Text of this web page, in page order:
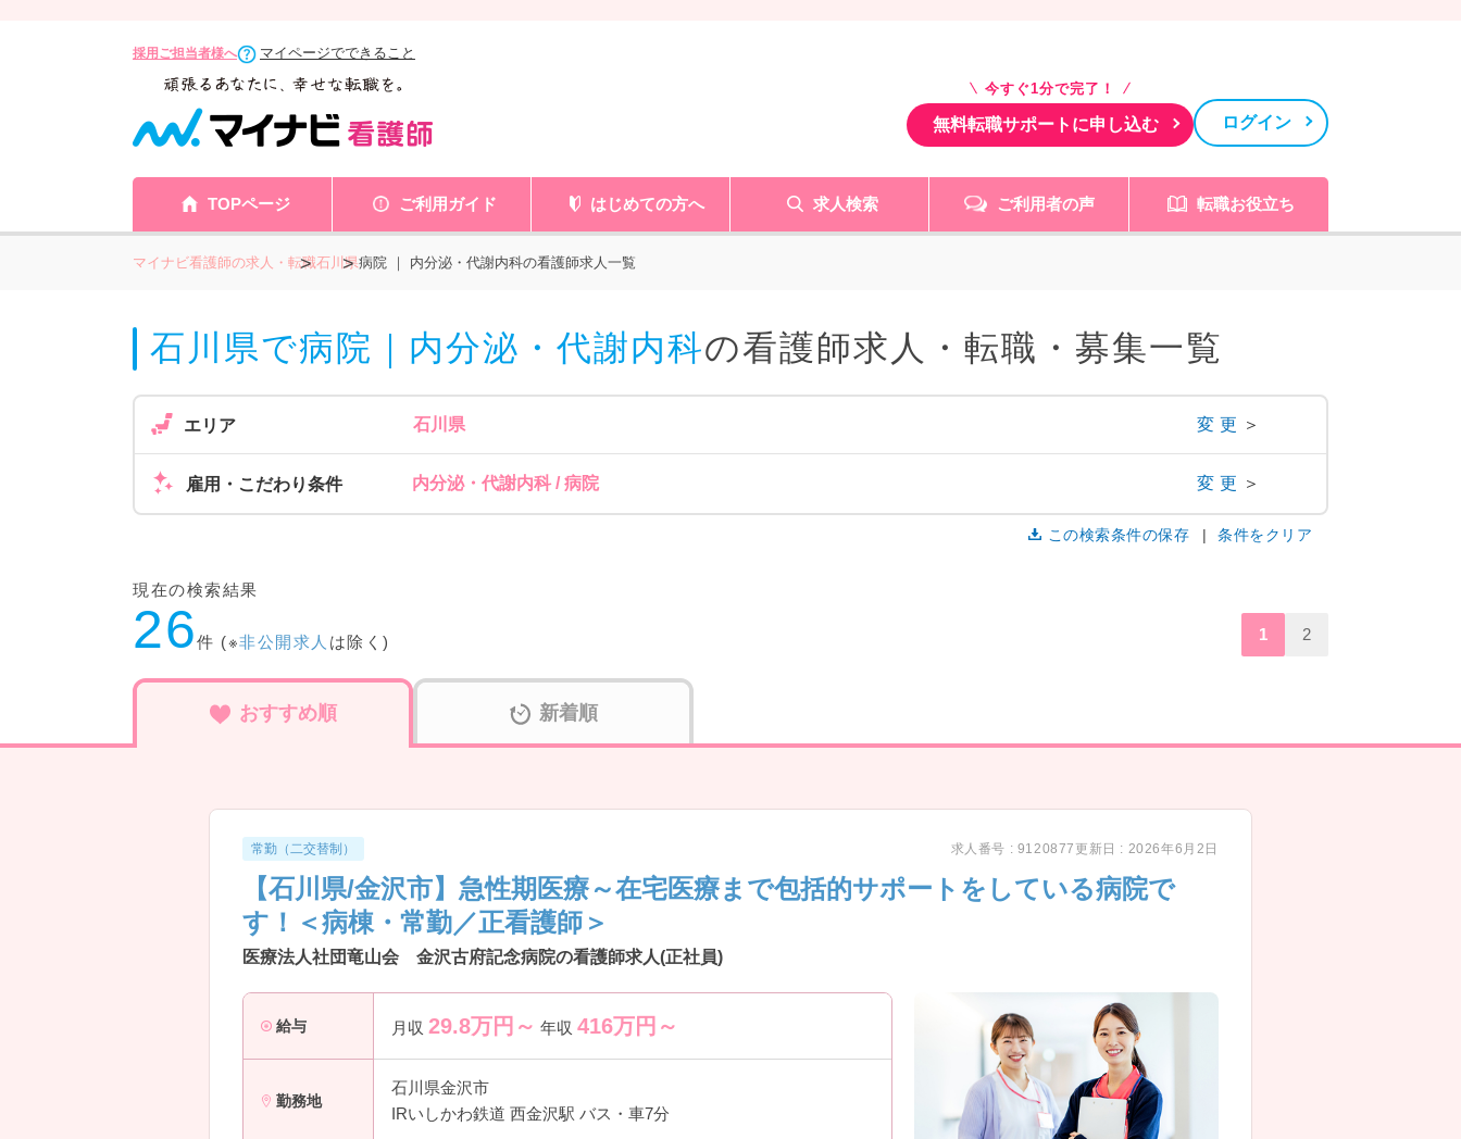
採用ご担当者様へ マイページでできること
今すぐ1分で完了！
無料転職サポートに申し込む ログイン
TOPページ ご利用ガイド はじめての方へ 求人検索 ご利用者の声 転職お役立ち
マイナビ看護師の求人・転職石川県病院 ｜ 内分泌・代謝内科の看護師求人一覧
石川県で病院｜内分泌・代謝内科の看護師求人・転職・募集一覧
エリア 石川県 変更 ＞
雇用・こだわり条件 内分泌・代謝内科 / 病院 変更 ＞
この検索条件の保存 条件をクリア
現在の検索結果
26件 (※非公開求人 は除く) 1 2
おすすめ順 新着順
常勤（二交替制） 求人番号 : 9120877更新日 : 2026年6月2日
【石川県/金沢市】急性期医療～在宅医療まで包括的サポートをしている病院で
す！＜病棟・常勤／正看護師＞
医療法人社団竜山会 金沢古府記念病院の看護師求人(正社員)
給与 月収 29.8万円～ 年収 416万円～
勤務地
石川県金沢市
IRいしかわ鉄道 西金沢駅 バス・車7分